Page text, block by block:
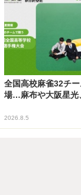
全国高校麻雀32チ
場…麻布や大阪星光
2026.8.5